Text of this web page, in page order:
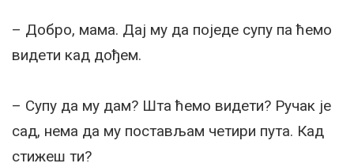
– Добро, мама. Дај му да поједе супу па ћемо
видети кад дођем.
– Супу да му дам? Шта ћемо видети? Ручак је
сад, нема да му постављам четири пута. Кад
стижеш ти?